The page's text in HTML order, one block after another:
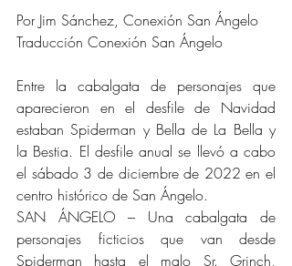
Por Jim Sánchez, Conexión San Ángelo
Traducción Conexión San Ángelo
Entre la cabalgata de personajes que
aparecieron en el desfile de Navidad
estaban Spiderman y Bella de La Bella y
la Bestia. El desfile anual se llevó a cabo
el sábado 3 de diciembre de 2022 en el
centro histórico de San Ángelo.
SAN ÁNGELO – Una cabalgata de
personajes ficticios que van desde
Spiderman hasta el malo Sr. Grinch,